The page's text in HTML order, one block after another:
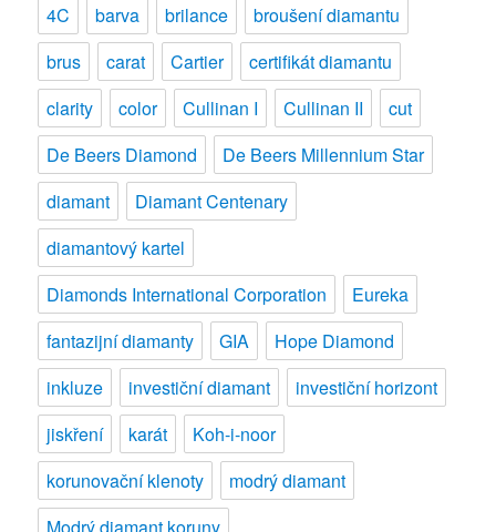
4C barva brilance
broušení diamantu
brus
carat Cartier
certifikát diamantu
clarity
color Cullinan I Cullinan II
cut
De Beers Diamond
De Beers Millennium Star
diamant
Diamant Centenary
diamantový kartel
Diamonds International Corporation
Eureka
fantazijní diamanty
GIA
Hope Diamond
inkluze
investiční diamant
investiční horizont
jiskření
karát
Koh-i-noor
korunovační klenoty
modrý diamant